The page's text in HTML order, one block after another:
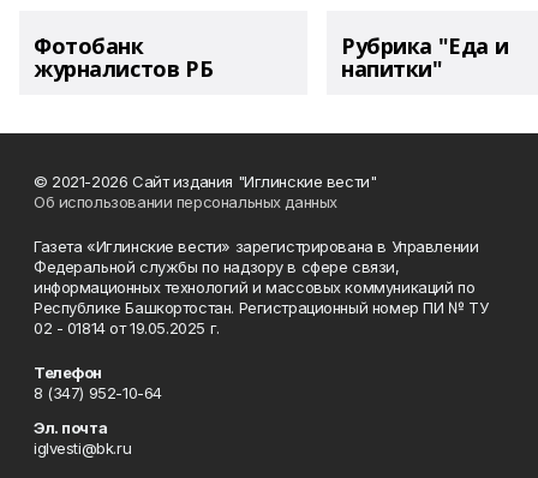
Фотобанк
журналистов РБ
Рубрика "Еда и
напитки"
© 2021-2026 Сайт издания "Иглинские вести"
Об использовании персональных данных
Газета «Иглинские вести» зарегистрирована в Управлении
Федеральной службы по надзору в сфере связи,
информационных технологий и массовых коммуникаций по
Республике Башкортостан. Регистрационный номер ПИ № ТУ
02 - 01814 от 19.05.2025 г.
Телефон
8 (347) 952-10-64
Эл. почта
iglvesti@bk.ru